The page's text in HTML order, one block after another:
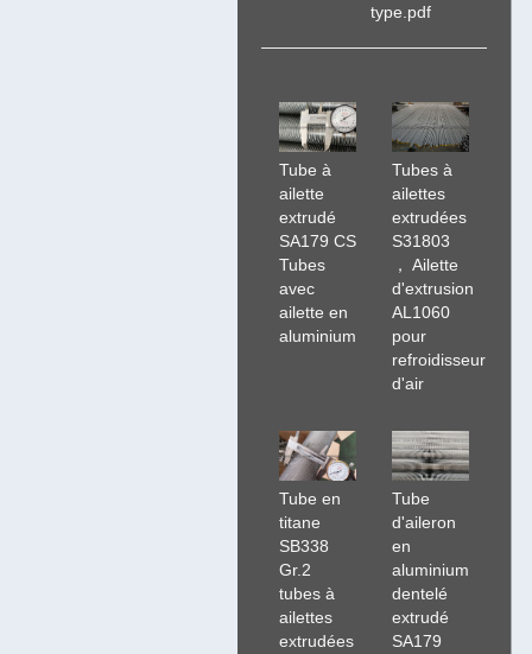
type.pdf
Tube à
ailette
extrudé
SA179 CS
Tubes
avec
ailette en
aluminium
Tubes à
ailettes
extrudées
S31803
， Ailette
d'extrusion
AL1060
pour
refroidisseur
d'air
Tube en
titane
SB338
Gr.2
tubes à
ailettes
extrudées
Tube
d'aileron
en
aluminium
dentelé
extrudé
SA179